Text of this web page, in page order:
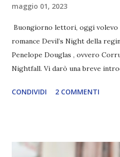
maggio 01, 2023
Buongiorno lettori, oggi volevo
romance Devil’s Night della
Penelope Douglas , ovvero
Nightfall. Vi darò una breve
e anche un breve commento
grande (Devil's Night 1#)
CONDIVIDI 2 COMMENTI